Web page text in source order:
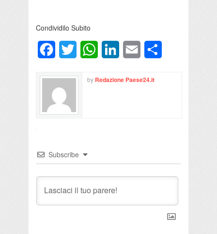
Condividilo Subito
FacebookTwitter WhatsAppLinkedInEmail
by Redazione Paese24.it
Subscribe